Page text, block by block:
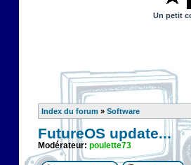
Un petit
Index du forum » Software
FutureOS update...
Modérateur: poulette73